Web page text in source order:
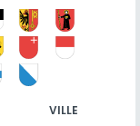
VILLE